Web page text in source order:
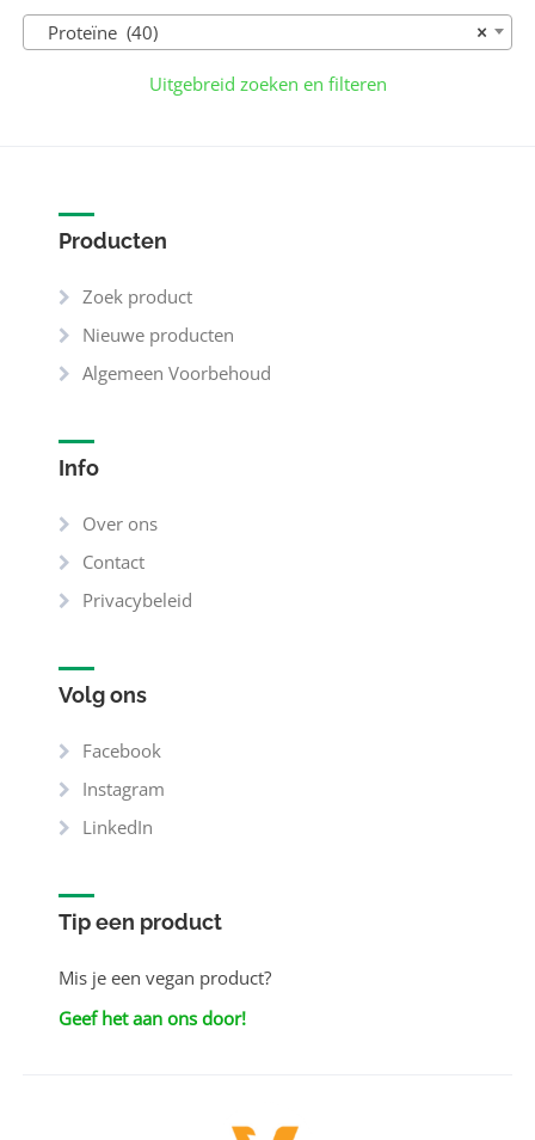
×
Proteïne (40)
Uitgebreid zoeken en filteren
Producten
Zoek product
Nieuwe producten
Algemeen Voorbehoud
Info
Over ons
Contact
Privacybeleid
Volg ons
Facebook
Instagram
LinkedIn
Tip een product
Mis je een vegan product?
Geef het aan ons door!